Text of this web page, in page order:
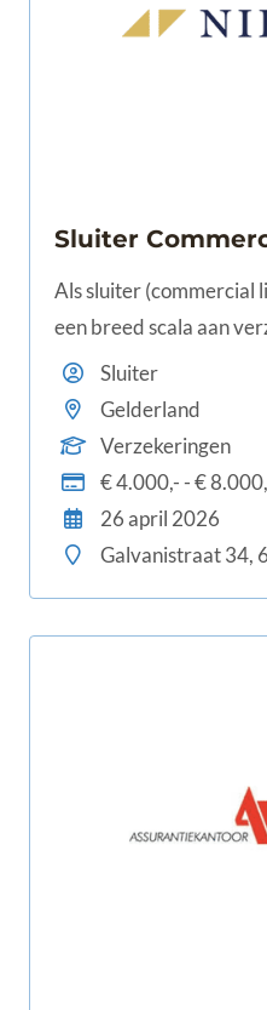
Als sluiter (commercial
een breed scala aan
transport-,
de meeste gevallen
klantvraag is hetzelfde,
passende en heldere
de klant centraal staat.
Sluiter
Gelderland
Verzekeringen
€ 4.000,- - €
26 april 2026
Galvanistraat 34,